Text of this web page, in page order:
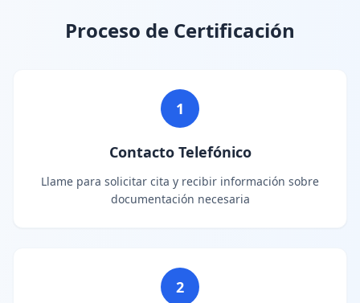
Proceso de Certificación
1
Contacto Telefónico
Llame para solicitar cita y recibir información sobre
documentación necesaria
2